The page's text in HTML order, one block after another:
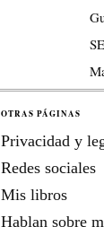
OTRAS PÁGINAS
Privacidad y
Redes sociales
Mis libros
Hablan sobre